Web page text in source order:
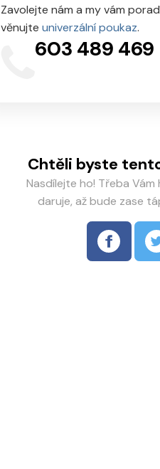
Zavolejte nám a my vám
věnujte univerzální poukaz.
603 489 469
Chtěli byste
Nasdílejte ho! Třeba
daruje, až bude zase